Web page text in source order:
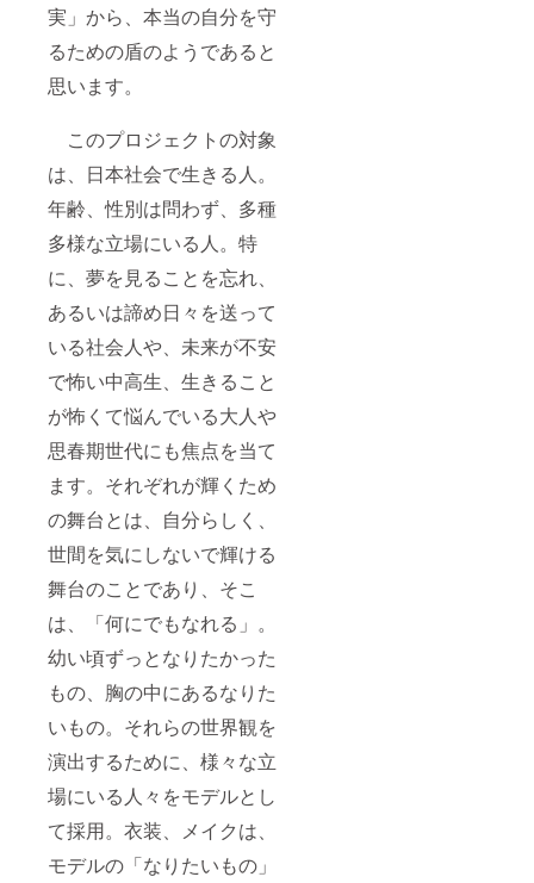
実」から、本当の自分を守
るための盾のようであると
思います。
このプロジェクトの対象
は、日本社会で生きる人。
年齢、性別は問わず、多種
多様な立場にいる人。特
に、夢を見ることを忘れ、
あるいは諦め日々を送って
いる社会人や、未来が不安
で怖い中高生、生きること
が怖くて悩んでいる大人や
思春期世代にも焦点を当て
ます。それぞれが輝くため
の舞台とは、自分らしく、
世間を気にしないで輝ける
舞台のことであり、そこ
は、「何にでもなれる」。
幼い頃ずっとなりたかった
もの、胸の中にあるなりた
いもの。それらの世界観を
演出するために、様々な立
場にいる人々をモデルとし
て採用。衣装、メイクは、
モデルの「なりたいもの」